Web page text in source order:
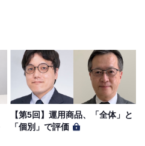
【第5回】運用商品、「全体」と
「個別」で評価